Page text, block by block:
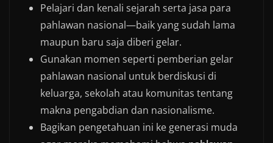
Pelajari dan kenali sejarah serta jasa para
pahlawan nasional—baik yang sudah lama
maupun baru saja diberi gelar.
Gunakan momen seperti pemberian gelar
pahlawan nasional untuk berdiskusi di
keluarga, sekolah atau komunitas tentang
makna pengabdian dan nasionalisme.
Bagikan pengetahuan ini ke generasi muda